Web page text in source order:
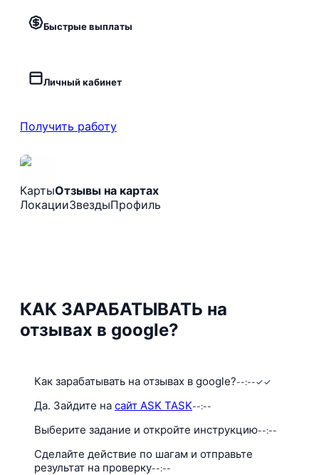
Быстрые выплаты
Личный кабинет
Получить работу
КартыОтзывы на картах
ЛокацииЗвездыПрофиль
КАК ЗАРАБАТЫВАТЬ на
отзывах в google?
Как зарабатывать на отзывах в google?--:--✓✓
Да. Зайдите на сайт ASK TASK--:--
Выберите задание и откройте инструкцию--:--
Сделайте действие по шагам и отправьте
результат на проверку--:--